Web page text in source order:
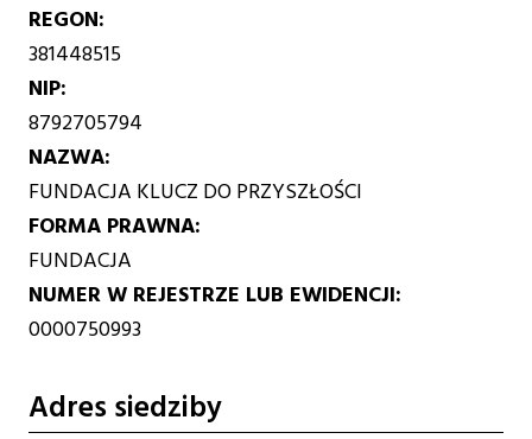
REGON
381448515
NIP
8792705794
NAZWA
FUNDACJA KLUCZ DO PRZYSZŁOŚCI
FORMA PRAWNA
FUNDACJA
NUMER W REJESTRZE LUB EWIDENCJI
0000750993
Adres siedziby